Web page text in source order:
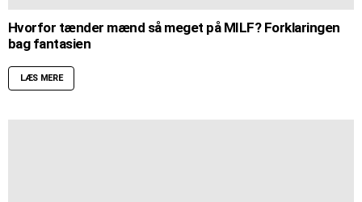
Hvorfor tænder mænd så meget på MILF? Forklaringen
bag fantasien
LÆS MERE